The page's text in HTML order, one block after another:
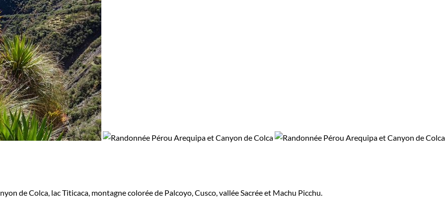
de Colca, lac Titicaca, montagne colorée de Palcoyo, Cusco, vallée Sacrée et Machu Picchu.